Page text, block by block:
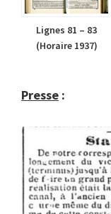
Lignes 81 – 83
(Horaire 1937)
Presse :